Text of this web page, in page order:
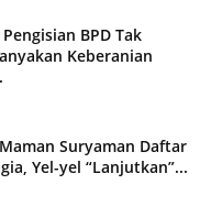
BPD Tak
Keberanian
Suryaman Daftar
Yel-yel “Lanjutkan”...